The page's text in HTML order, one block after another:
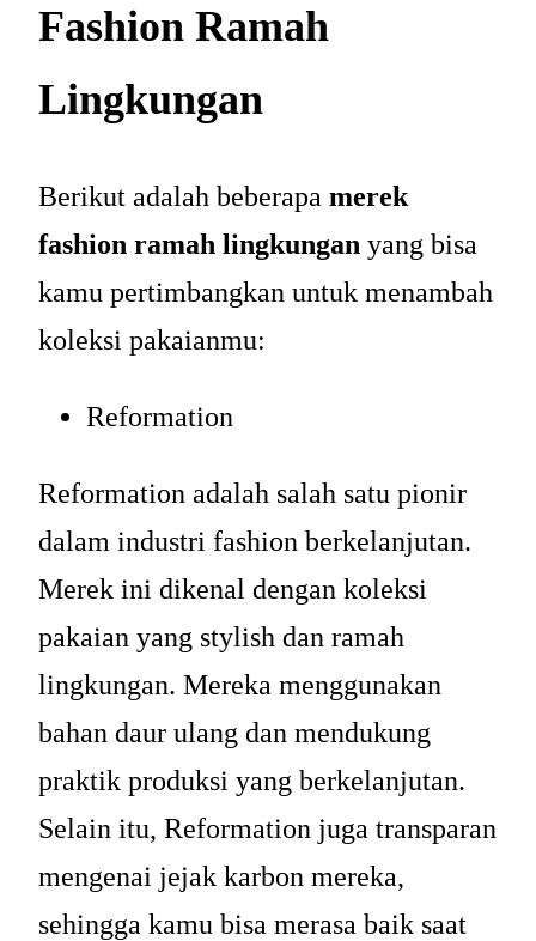
Fashion Ramah
Lingkungan
Berikut adalah beberapa merek
fashion ramah lingkungan yang bisa
kamu pertimbangkan untuk menambah
koleksi pakaianmu:
Reformation
Reformation adalah salah satu pionir
dalam industri fashion berkelanjutan.
Merek ini dikenal dengan koleksi
pakaian yang stylish dan ramah
lingkungan. Mereka menggunakan
bahan daur ulang dan mendukung
praktik produksi yang berkelanjutan.
Selain itu, Reformation juga transparan
mengenai jejak karbon mereka,
sehingga kamu bisa merasa baik saat